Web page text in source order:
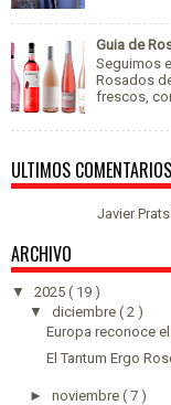
Guia de
Seguimos
Rosados
frescos,
ULTIMOS COMENTARIOS
Javier
ARCHIVO
▼ 2025 ( 19 )
▼ diciembre ( 2 )
Europa reconoce
El Tantum Ergo
► noviembre ( 7 )